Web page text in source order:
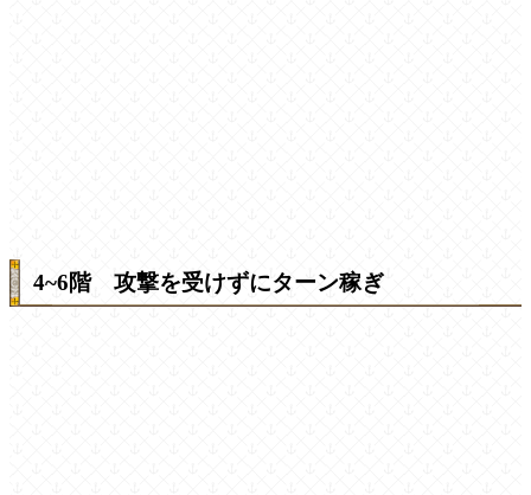
4~6階 攻撃を受けずにターン稼ぎ